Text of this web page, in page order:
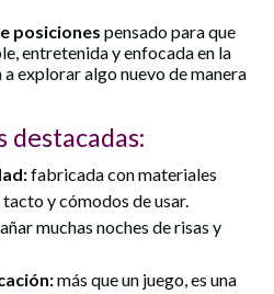
posiciones pensado para que
entretenida y enfocada en la
explorar algo nuevo de manera
destacadas:
fabricada con materiales
y cómodos de usar.
muchas noches de risas y
más que un juego, es una